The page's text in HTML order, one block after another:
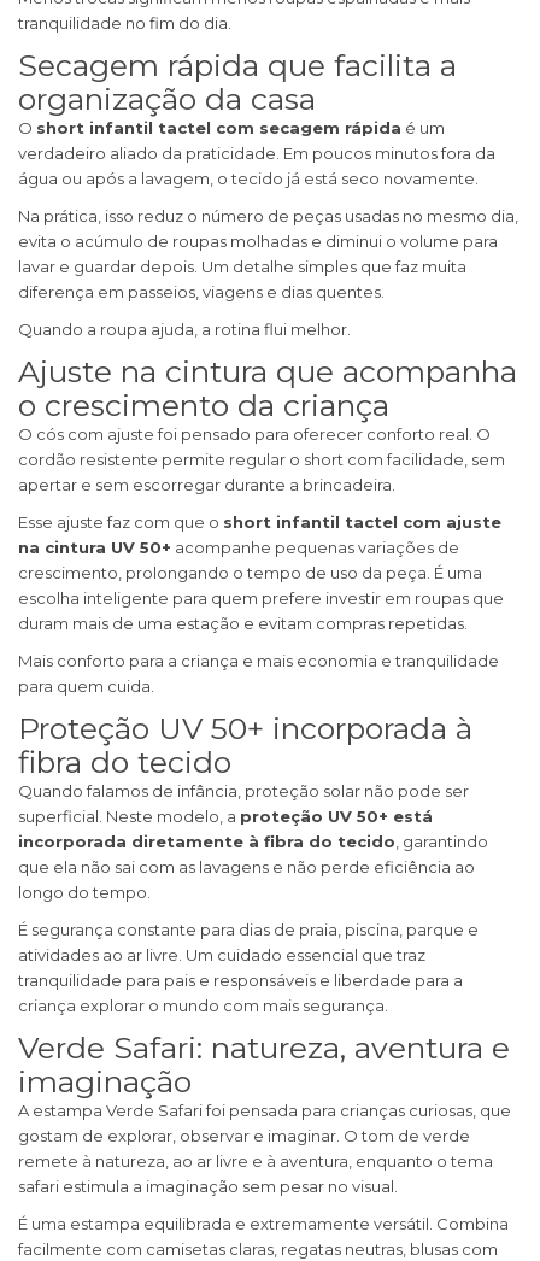
tranquilidade no fim do dia.
Secagem rápida que facilita a
organização da casa
O short infantil tactel com secagem rápida é um
verdadeiro aliado da praticidade. Em poucos minutos fora da
água ou após a lavagem, o tecido já está seco novamente.
Na prática, isso reduz o número de peças usadas no mesmo dia,
evita o acúmulo de roupas molhadas e diminui o volume para
lavar e guardar depois. Um detalhe simples que faz muita
diferença em passeios, viagens e dias quentes.
Quando a roupa ajuda, a rotina flui melhor.
Ajuste na cintura que acompanha
o crescimento da criança
O cós com ajuste foi pensado para oferecer conforto real. O
cordão resistente permite regular o short com facilidade, sem
apertar e sem escorregar durante a brincadeira.
Esse ajuste faz com que o short infantil tactel com ajuste
na cintura UV 50+ acompanhe pequenas variações de
crescimento, prolongando o tempo de uso da peça. É uma
escolha inteligente para quem prefere investir em roupas que
duram mais de uma estação e evitam compras repetidas.
Mais conforto para a criança e mais economia e tranquilidade
para quem cuida.
Proteção UV 50+ incorporada à
fibra do tecido
Quando falamos de infância, proteção solar não pode ser
superficial. Neste modelo, a proteção UV 50+ está
incorporada diretamente à fibra do tecido, garantindo
que ela não sai com as lavagens e não perde eficiência ao
longo do tempo.
É segurança constante para dias de praia, piscina, parque e
atividades ao ar livre. Um cuidado essencial que traz
tranquilidade para pais e responsáveis e liberdade para a
criança explorar o mundo com mais segurança.
Verde Safari: natureza, aventura e
imaginação
A estampa Verde Safari foi pensada para crianças curiosas, que
gostam de explorar, observar e imaginar. O tom de verde
remete à natureza, ao ar livre e à aventura, enquanto o tema
safari estimula a imaginação sem pesar no visual.
É uma estampa equilibrada e extremamente versátil. Combina
facilmente com camisetas claras, regatas neutras, blusas com